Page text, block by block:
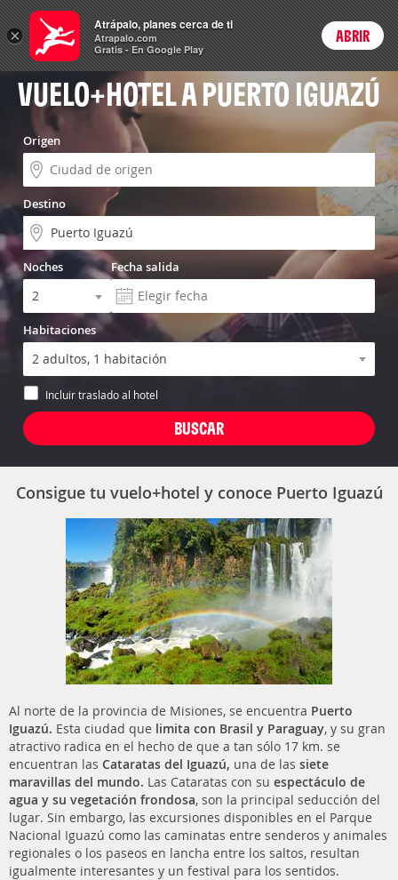
Vuelo+Hotel Precios enPeso
ARSCambiar moneda
Login
VUELO+HOTEL A PUERTO IGUAZÚ
Origen
Destino
Noches Fecha salida
Habitaciones
Incluir traslado al hotel
Consigue tu vuelo+hotel y conoce Puerto Iguazú
Al norte de la provincia de Misiones, se encuentra Puerto
Iguazú. Esta ciudad que limita con Brasil y Paraguay, y su gran
atractivo radica en el hecho de que a tan sólo 17 km. se
encuentran las Cataratas del Iguazú, una de las siete
maravillas del mundo. Las Cataratas con su espectáculo de
agua y su vegetación frondosa, son la principal seducción del
lugar. Sin embargo, las excursiones disponibles en el Parque
Nacional Iguazú como las caminatas entre senderos y animales
regionales o los paseos en lancha entre los saltos, resultan
igualmente interesantes y un festival para los sentidos.
×
Atrápalo, planes cerca de ti
Atrapalo.com
Gratis - En Google Play
ABRIR